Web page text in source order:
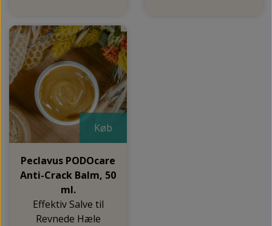
Køb
Peclavus PODOcare
Anti-Crack Balm, 50
ml.
Effektiv Salve til
Revnede Hæle